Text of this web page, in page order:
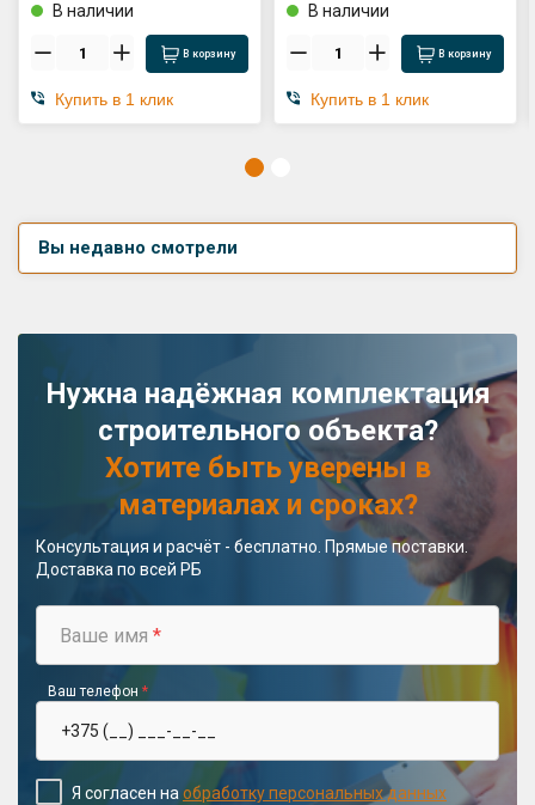
В наличии
В корзину
Купить в 1 клик
В наличии
В корзину
Купить в 1 клик
Вы недавно смотрели
Нужна надёжная комплектация
строительного объекта?
Хотите быть уверены в
материалах и сроках?
Консультация и расчёт - бесплатно. Прямые поставки.
Доставка по всей РБ
Ваше имя *
Ваш телефон *
Я согласен наобработку персональных данных